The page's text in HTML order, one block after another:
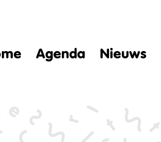
Agenda Nieuws